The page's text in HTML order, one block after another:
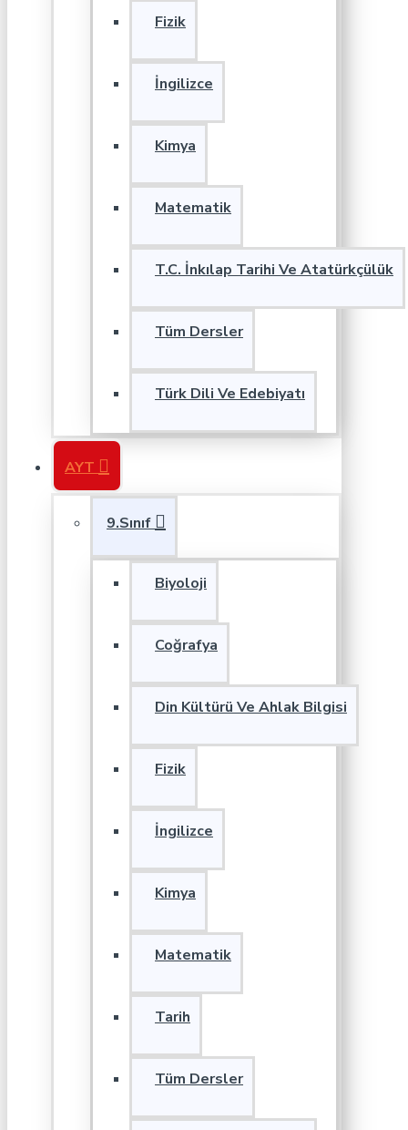
Fizik
İngilizce
Kimya
Matematik
T.C. İnkılap Tarihi Ve Atatürkçülük
Tüm Dersler
Türk Dili Ve Edebiyatı
AYT
9.Sınıf
Biyoloji
Coğrafya
Din Kültürü Ve Ahlak Bilgisi
Fizik
İngilizce
Kimya
Matematik
Tarih
Tüm Dersler